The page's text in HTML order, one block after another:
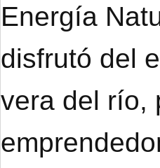
Energía
disfrutó del
vera del río,